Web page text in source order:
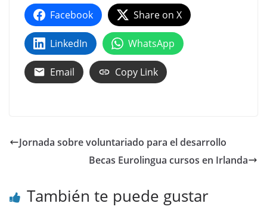
Facebook Share on X
LinkedIn WhatsApp
Email Copy Link
Jornada sobre voluntariado para el desarrollo
Becas Eurolingua cursos en Irlanda
También te puede gustar